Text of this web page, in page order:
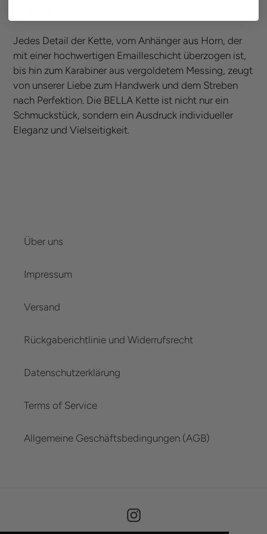
Jedes Detail der Kette, vom Anhänger aus Horn, der
mit einer hochwertigen Emailleschicht überzogen ist,
bis hin zum Karabiner aus vergoldetem Messing, zeugt
von unserer Liebe zum Handwerk und dem Streben
nach Perfektion. Die BELLA Kette ist nicht nur ein
Schmuckstück, sondern ein Ausdruck individueller
Eleganz und Vielseitigkeit.
Über uns
Impressum
Versand
Rückgaberichtlinie und Widerrufsrecht
Datenschutzerklärung
Terms of Service
Allgemeine Geschäftsbedingungen (AGB)
Instagram